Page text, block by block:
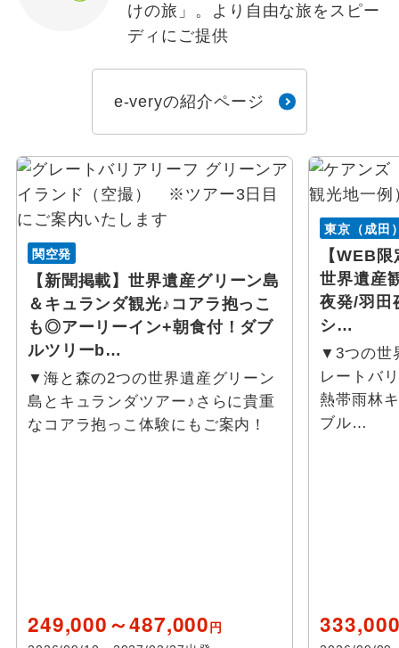
けの旅」。より自由な旅をスピー
ディにご提供
e-veryの紹介ページ
関空発
【新聞掲載】世界遺産グリーン島
＆キュランダ観光♪コアラ抱っこ
も◎アーリーイン+朝食付！ダブ
ルツリーb…
▼海と森の2つの世界遺産グリーン
島とキュランダツアー♪さらに貴重
なコアラ抱っこ体験にもご案内！
249,000～487,000円
東京（成田
【WEB
世界遺産
夜発/羽田
シ…
▼3つの世
レートバ
熱帯雨林
ブル…